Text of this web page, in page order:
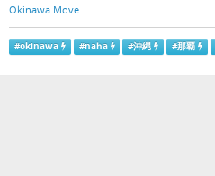
Okinawa Move
#okinawa #naha #沖縄 #那覇